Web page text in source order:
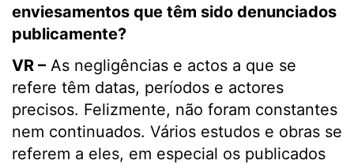
enviesamentos que têm sido denunciados
publicamente?
VR – As negligências e actos a que se
refere têm datas, períodos e actores
precisos. Felizmente, não foram constantes
nem continuados. Vários estudos e obras se
referem a eles, em especial os publicados